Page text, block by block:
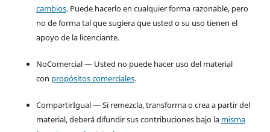
cambios. Puede hacerlo en cualquier forma razonable, pero
no de forma tal que sugiera que usted o su uso tienen el
apoyo de la licenciante.
NoComercial — Usted no puede hacer uso del material
con propósitos comerciales.
CompartirIgual — Si remezcla, transforma o crea a partir del
material, deberá difundir sus contribuciones bajo la misma